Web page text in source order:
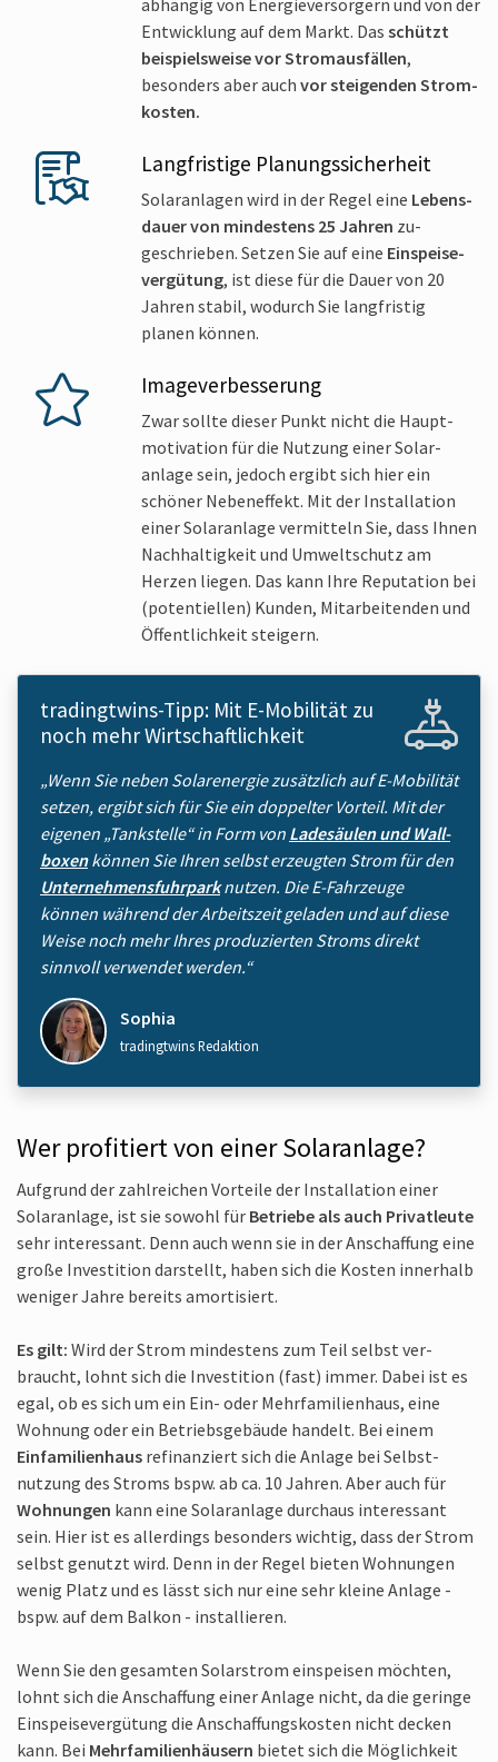
Ent­wicklung auf dem Markt. Das schützt
beispiels­weise vor Strom­ausfällen,
besonders aber auch vor steigenden Strom­
kosten.
Lang­fristige Planungs­sicherheit
Solar­anlagen wird in der Regel eine Lebens­
dauer von mindestens 25 Jahren zu­
geschrieben. Setzen Sie auf eine Einspeise­
vergütung, ist diese für die Dauer von 20
Jahren stabil, wodurch Sie lang­fristig
planen können.
Image­verbesserung
Zwar sollte dieser Punkt nicht die Haupt­
motivation für die Nutzung einer Solar­
anlage sein, jedoch ergibt sich hier ein
schöner Neben­effekt. Mit der In­stallation
einer Solar­anlage ver­mitteln Sie, dass Ihnen
Nach­haltigkeit und Umwelt­schutz am
Herzen liegen. Das kann Ihre Reputation bei
(potentiellen) Kunden, Mit­arbeitenden und
Öffent­lichkeit steigern.
tradingtwins-Tipp: Mit E-Mobilität zu
noch mehr Wirtschaft­lichkeit
„Wenn Sie neben Solar­energie zusätz­lich auf E-Mobilität
setzen, ergibt sich für Sie ein doppelter Vorteil. Mit der
eigenen „Tank­stelle“ in Form von Lade­säulen und Wall­
boxenkönnen Sie Ihren selbst erzeugten Strom für den
Unternehmens­fuhrparknutzen. Die E-Fahrzeuge
können während der Arbeits­zeit geladen und auf diese
Weise noch mehr Ihres pro­duzierten Stroms direkt
sinnvoll verwendet werden.“
Sophia
tradingtwins Redaktion
Wer profitiert von einer Solar­anlage?
Aufgrund der zahl­reichen Vorteile der In­stallation einer
Solar­anlage, ist sie sowohl für Betriebe als auch Privat­leute
sehr interessant. Denn auch wenn sie in der An­schaffung eine
große In­vestition dar­stellt, haben sich die Kosten inner­halb
weniger Jahre bereits amortisiert.
Es gilt: Wird der Strom mindestens zum Teil selbst ver­
braucht, lohnt sich die In­vestition (fast) immer. Dabei ist es
egal, ob es sich um ein Ein- oder Mehr­familien­haus, eine
Wohnung oder ein Betriebs­gebäude handelt. Bei einem
Einfamilien­haus re­finanziert sich die Anlage bei Selbst­
nutzung des Stroms bspw. ab ca. 10 Jahren. Aber auch für
Wohnungen kann eine Solar­anlage durchaus in­teressant
sein. Hier ist es aller­dings besonders wichtig, dass der Strom
selbst genutzt wird. Denn in der Regel bieten Wohnungen
wenig Platz und es lässt sich nur eine sehr kleine Anlage -
bspw. auf dem Balkon - in­stallieren.
Wenn Sie den gesamten Solar­strom ein­speisen möchten,
lohnt sich die An­schaffung einer Anlage nicht, da die geringe
Einspeise­vergütung die Anschaffungs­kosten nicht decken
kann. Bei Mehr­familien­häusern bietet sich die Möglich­keit